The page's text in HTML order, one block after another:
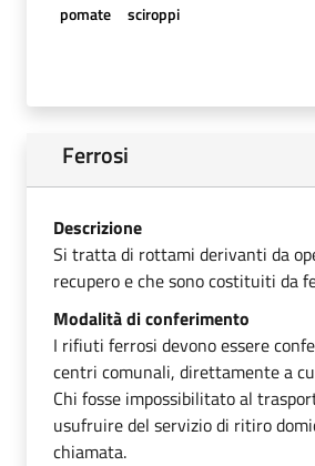
pomate
sciroppi
Ferrosi
Descrizione
Si tratta di rottami derivanti da
recupero e che sono costituiti da
Modalità di conferimento
I rifiuti ferrosi devono essere
centri comunali, direttamente a
Chi fosse impossibilitato al
usufruire del servizio di ritiro
chiamata.